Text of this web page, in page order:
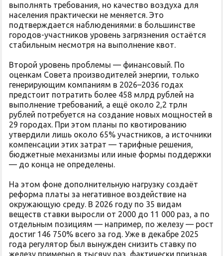
выполнять требования, но качество воздуха для
населения практически не меняется. Это
подтверждается наблюдениями: в большинстве
городов-участников уровень загрязнения остаётся
стабильным несмотря на выполнение квот.
Второй уровень проблемы — финансовый. По
оценкам Совета производителей энергии, только
генерирующим компаниям в 2026–2036 годах
предстоит потратить более 458 млрд рублей на
выполнение требований, а ещё около 2,2 трлн
рублей потребуется на создание новых мощностей в
29 городах. При этом планы по квотированию
утвердили лишь около 65% участников, а источники
компенсации этих затрат — тарифные решения,
бюджетные механизмы или иные формы поддержки
— до конца не определены.
На этом фоне дополнительную нагрузку создаёт
реформа платы за негативное воздействие на
окружающую среду. В 2026 году по 35 видам
веществ ставки выросли от 2000 до 11 000 раз, а по
отдельным позициям — например, по железу — рост
достиг 146 750% всего за год. Уже в декабре 2025
года регулятор был вынужден снизить ставку по
железу примерно в тысячу раз, фактически признав